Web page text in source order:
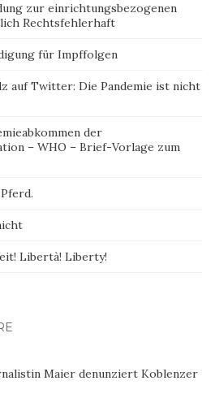
zur einrichtungsbezogenen
Rechtsfehlerhaft
für Impffolgen
auf Twitter: Die Pandemie ist nicht
der
– WHO – Brief-Vorlage zum
Libertà! Liberty!
Maier denunziert Koblenzer